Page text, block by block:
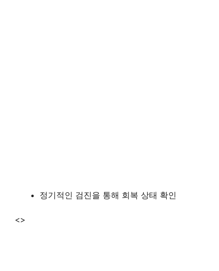
정기적인 검진을 통해 회복 상태 확인
<>